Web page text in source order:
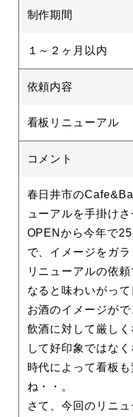
制作期間
１～２ヶ月以内
依頼内容
看板リニューアル
コメント
春日井市の
ューアルを手掛け
OPENから今年で
で、イメージをガ
リニューアルの依
なると味わいがって
お酒のイメージが
飲酒に対して厳し
して好印象ではなく
時代によって看板
ね・・。
さて、今回のリニ